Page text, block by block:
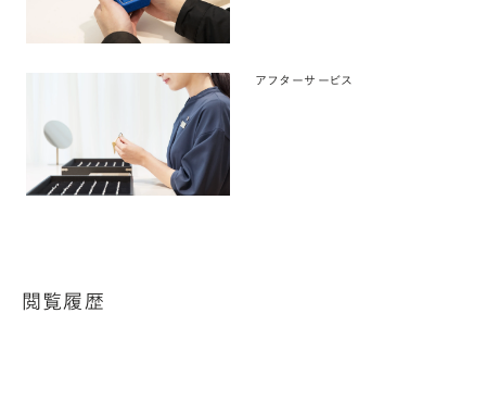
アフターサービス
閲覧履歴